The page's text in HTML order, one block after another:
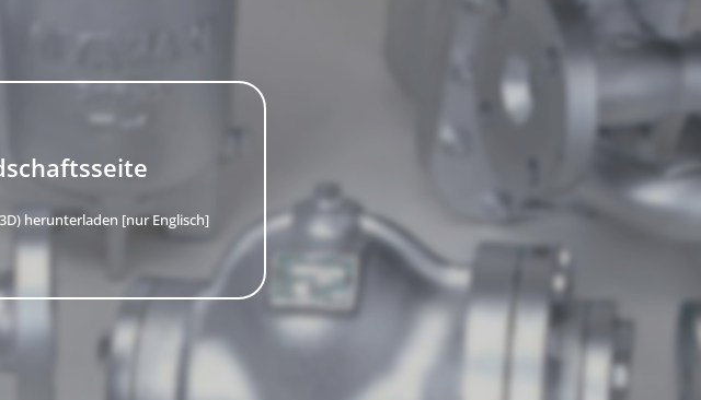
herunterladen [nur Englisch]